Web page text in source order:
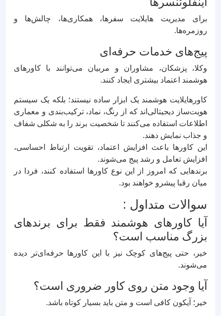
برای مدیریت هایلایت سفرها، همکاری‌ها، چالش‌ها و
روزمره‌ها.
پیج‌های خدمات حرفه‌ای
وکلا، پزشکان، مشاوران و مربیان می‌توانند با کاورهای
هوشمند اعتماد بیشتری ایجاد کنند.
کاورهایلایت هوشمند یک ابزار ساده نیستند؛ بلکه یک سیستم
هویت‌ساز دیجیتالی‌اند که از رنگ، نماد، ترکیب‌بندی و معماری
اطلاعات استفاده می‌کنند تا شخصیت برند را به شکلی شفاف
و جذاب نمایش دهند.
این کاورها باعث افزایش اعتماد، تقویت ارتباط احساسی،
افزایش تعامل و رشد پیج می‌شوند.
برندهایی که امروز از این نوع کاورها استفاده کنند، فردا در
میان رقبا پیشرو خواهند بود.
سوالات متداول :
آیا کاورهای هوشمند فقط برای برندهای
بزرگ مناسب است؟
خیر، حتی پیج‌های کوچک نیز با این کاورها حرفه‌ای‌تر دیده
می‌شوند.
آیا وجود متن روی کاور ضروری است؟
خیر؛ آیکون کافی است و متن باید بسیار کوتاه باشد.